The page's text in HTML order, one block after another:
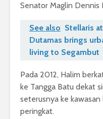
Senator Maglin Dennis
See also Stellaris
Dutamas brings
living to Segambut
Pada 2012, Halim
ke Tangga Batu dekat
seterusnya ke
peringkat.